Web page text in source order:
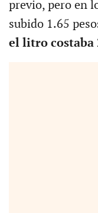
previo, pero en
subido 1.65
el litro costaba